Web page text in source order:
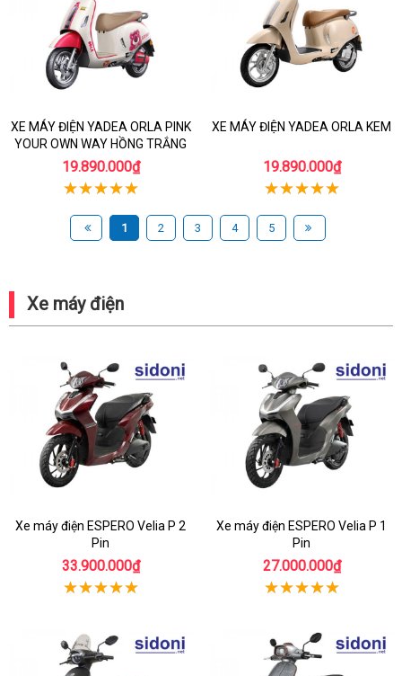
XE MÁY ĐIỆN YADEA ORLA PINK
YOUR OWN WAY HỒNG TRẮNG
19.890.000₫
XE MÁY ĐIỆN YADEA ORLA KEM
19.890.000₫
1 2 3 4 5
Xe máy điện
Xe máy điện ESPERO Velia P 2
Pin
33.900.000₫
Xe máy điện ESPERO Velia P 1
Pin
27.000.000₫